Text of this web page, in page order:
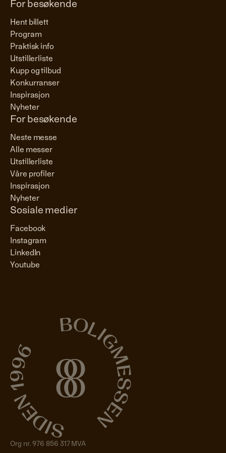
For besøkende
Hent billett
Program
Praktisk info
Utstillerliste
Kupp og tilbud
Konkurranser
Inspirasjon
Nyheter
For besøkende
Neste messe
Alle messer
Utstillerliste
Våre profiler
Inspirasjon
Nyheter
Sosiale medier
Facebook
Instagram
LinkedIn
Youtube
Org nr. 976 856 317 MVA